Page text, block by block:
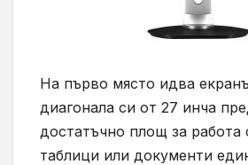
На първо място идва
диагонала си от 27 инча
достатъчно площ за работа
таблици или документи